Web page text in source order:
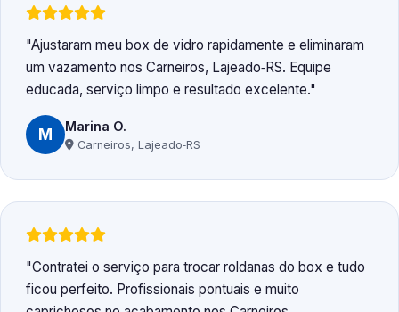
Ajustaram meu box de vidro rapidamente e eliminaram
um vazamento nos Carneiros, Lajeado‑RS. Equipe
educada, serviço limpo e resultado excelente.
M Marina O.
Carneiros, Lajeado‑RS
Contratei o serviço para trocar roldanas do box e tudo
ficou perfeito. Profissionais pontuais e muito